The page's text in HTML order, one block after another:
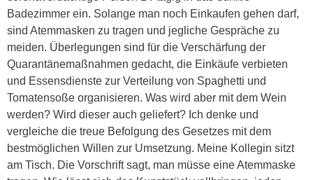
Badezimmer ein. Solange man noch Einkaufen gehen darf,
sind Atemmasken zu tragen und jegliche Gespräche zu
meiden. Überlegungen sind für die Verschärfung der
Quarantänemaßnahmen gedacht, die Einkäufe verbieten
und Essensdienste zur Verteilung von Spaghetti und
Tomatensoße organisieren. Was wird aber mit dem Wein
werden? Wird dieser auch geliefert? Ich denke und
vergleiche die treue Befolgung des Gesetzes mit dem
bestmöglichen Willen zur Umsetzung. Meine Kollegin sitzt
am Tisch. Die Vorschrift sagt, man müsse eine Atemmaske